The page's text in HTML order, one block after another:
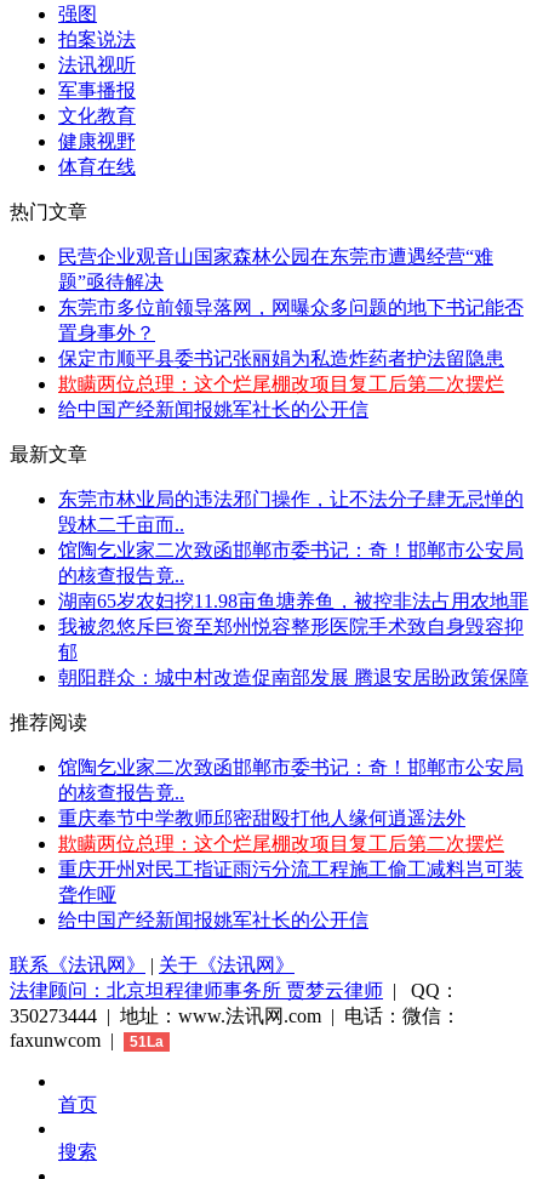
强图
拍案说法
法讯视听
军事播报
文化教育
健康视野
体育在线
热门文章
民营企业观音山国家森林公园在东莞市遭遇经营“难
题”亟待解决
东莞市多位前领导落网，网曝众多问题的地下书记能否
置身事外？
保定市顺平县委书记张丽娟为私造炸药者护法留隐患
欺瞒两位总理：这个烂尾棚改项目复工后第二次摆烂
给中国产经新闻报姚军社长的公开信
最新文章
东莞市林业局的违法邪门操作，让不法分子肆无忌惮的
毁林二千亩而..
馆陶乞业家二次致函邯郸市委书记：奇！邯郸市公安局
的核查报告竟..
湖南65岁农妇挖11.98亩鱼塘养鱼，被控非法占用农地罪
我被忽悠斥巨资至郑州悦容整形医院手术致自身毁容抑
郁
朝阳群众：城中村改造促南部发展 腾退安居盼政策保障
推荐阅读
馆陶乞业家二次致函邯郸市委书记：奇！邯郸市公安局
的核查报告竟..
重庆奉节中学教师邱密甜殴打他人缘何逍遥法外
欺瞒两位总理：这个烂尾棚改项目复工后第二次摆烂
重庆开州对民工指证雨污分流工程施工偷工减料岂可装
聋作哑
给中国产经新闻报姚军社长的公开信
联系《法讯网》 | 关于《法讯网》
法律顾问：北京坦程律师事务所 贾梦云律师 | QQ：
350273444 | 地址：www.法讯网.com | 电话：微信：
faxunwcom |
51La
首页
搜索